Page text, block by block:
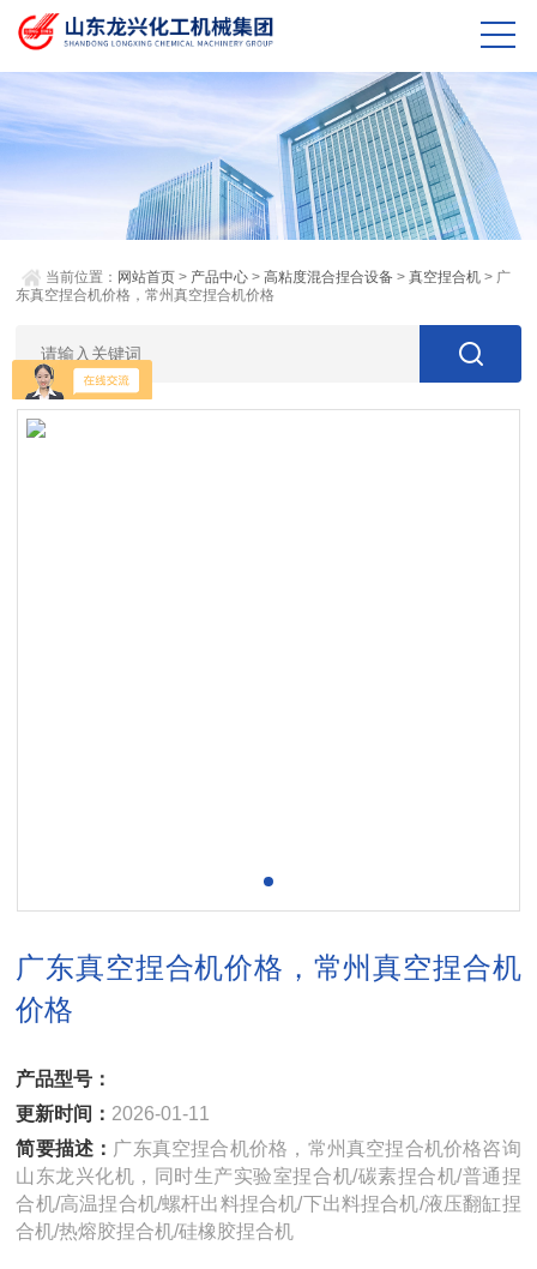
当前位置： 网站首页 > 产品中心 >高粘度混合捏合设备 >真空捏合机 > 广
东真空捏合机价格，常州真空捏合机价格
广东真空捏合机价格，常州真空捏合机
价格
产品型号：
更新时间： 2026-01-11
简要描述： 广东真空捏合机价格，常州真空捏合机价格咨询
山东龙兴化机，同时生产实验室捏合机/碳素捏合机/普通捏
合机/高温捏合机/螺杆出料捏合机/下出料捏合机/液压翻缸捏
合机/热熔胶捏合机/硅橡胶捏合机